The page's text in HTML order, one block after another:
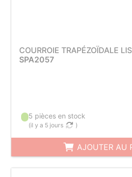
COURROIE TRAPÉZOÏDALE
SPA2057
5 pièces en stock
(il y a 5 jours )
AJOUTER AU